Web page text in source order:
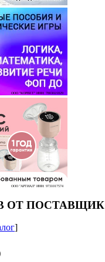
ООО "КОРВЕТ" ИНН: 7803021829
ООО "АРТИАЛ" ИНН: 9731017574
ОТ
]